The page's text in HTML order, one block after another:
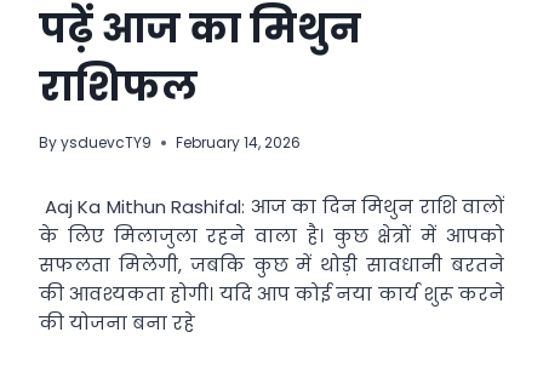
पढ़ें आज का मिथुन
राशिफल
ByysduevcTY9 February 14, 2026
Aaj Ka Mithun Rashifal: आज का दिन मिथुन राशि वालों
के लिए मिलाजुला रहने वाला है। कुछ क्षेत्रों में आपको
सफलता मिलेगी, जबकि कुछ में थोड़ी सावधानी बरतने
की आवश्यकता होगी। यदि आप कोई नया कार्य शुरू करने
की योजना बना रहे